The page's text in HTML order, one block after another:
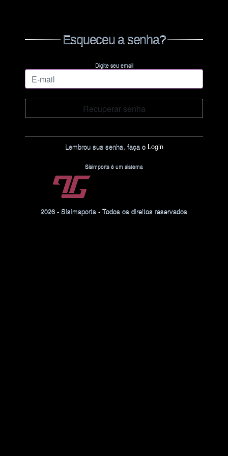
Esqueceu a senha?
Digite seu email
Lembrou sua senha, faça o Login
Sisimports é um sistema
2026 - Sisimsports - Todos os direitos reservados